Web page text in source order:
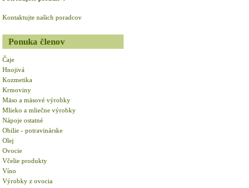
Kontaktujte našich poradcov
Ponuka členov
Čaje
Hnojivá
Kozmetika
Krmoviny
Mäso a mäsové výrobky
Mlieko a mliečne výrobky
Nápoje ostatné
Obilie - potravinárske
Olej
Ovocie
Včelie produkty
Víno
Výrobky z ovocia